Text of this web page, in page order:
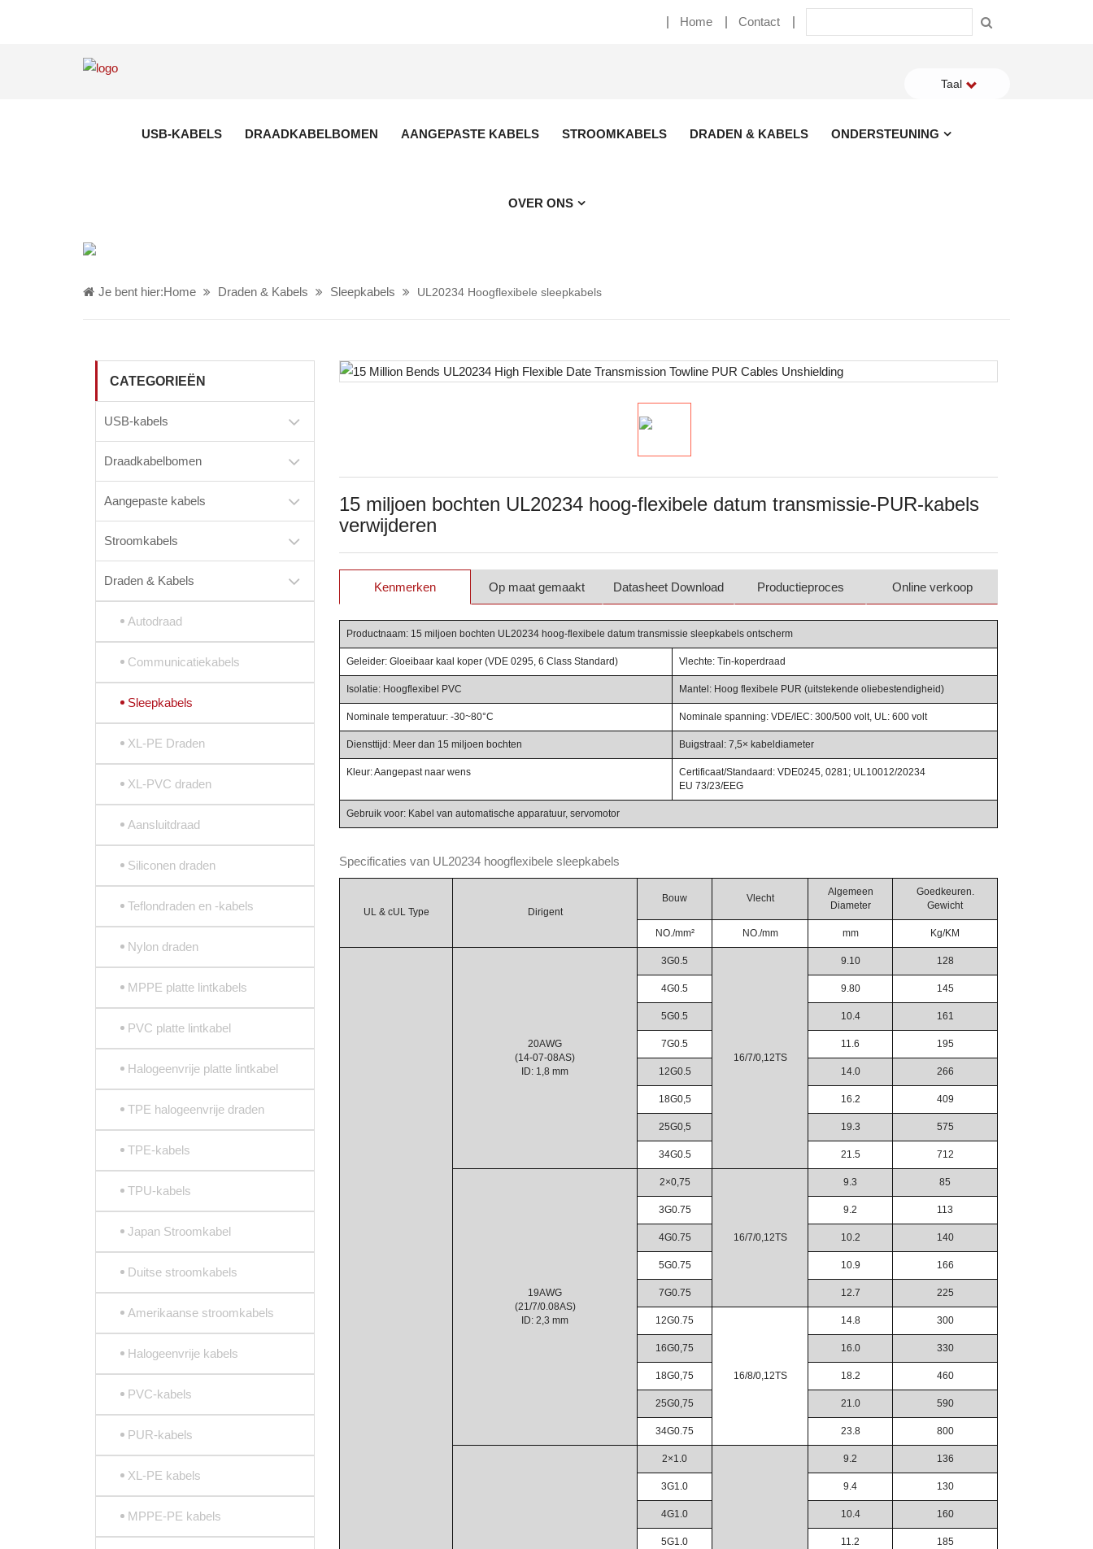
Home Contact
Taal
USB-KABELS DRAADKABELBOMEN AANGEPASTE KABELS STROOMKABELS DRADEN & KABELS ONDERSTEUNING
OVER ONS
Je bent hier:Home Draden & Kabels Sleepkabels UL20234 Hoogflexibele sleepkabels
15 miljoen bochten UL20234 hoog-flexibele datum transmissie-PUR-kabels
verwijderen
Kenmerken Op maat gemaakt Datasheet Download Productieproces Online verkoop
Productnaam: 15 miljoen bochten UL20234 hoog-flexibele datum transmissie sleepkabels ontscherm
Geleider: Gloeibaar kaal koper (VDE 0295, 6 Class Standard) Vlechte: Tin-koperdraad
Isolatie: Hoogflexibel PVC Mantel: Hoog flexibele PUR (uitstekende oliebestendigheid)
Nominale temperatuur: -30~80°C Nominale spanning: VDE/IEC: 300/500 volt, UL: 600 volt
Diensttijd: Meer dan 15 miljoen bochten Buigstraal: 7,5× kabeldiameter
Kleur: Aangepast naar wens
Certificaat/Standaard: VDE0245, 0281; UL10012/20234
EU 73/23/EEG
Gebruik voor: Kabel van automatische apparatuur, servomotor
Specificaties van UL20234 hoogflexibele sleepkabels
UL & cUL Type Dirigent
Bouw Vlecht
Algemeen
Diameter
Goedkeuren.
Gewicht
NO./mm² NO./mm mm Kg/KM
20AWG
(14-07-08AS)
ID: 1,8 mm
3G0.5
16/7/0,12TS
9.10 128
4G0.5 9.80 145
5G0.5 10.4 161
7G0.5 11.6 195
12G0.5 14.0 266
18G0,5 16.2 409
25G0,5 19.3 575
34G0.5 21.5 712
19AWG
(21/7/0.08AS)
ID: 2,3 mm
2×0,75
16/7/0,12TS
9.3 85
3G0.75 9.2 113
4G0.75 10.2 140
5G0.75 10.9 166
7G0.75 12.7 225
12G0.75
16/8/0,12TS
14.8 300
16G0,75 16.0 330
18G0,75 18.2 460
25G0,75 21.0 590
34G0.75 23.8 800
2×1.0 9.2 136
3G1.0 9.4 130
4G1.0 10.4 160
5G1.0 11.2 185
CATEGORIEËN
USB-kabels
Draadkabelbomen
Aangepaste kabels
Stroomkabels
Draden & Kabels
Autodraad
Communicatiekabels
Sleepkabels
XL-PE Draden
XL-PVC draden
Aansluitdraad
Siliconen draden
Teflondraden en -kabels
Nylon draden
MPPE platte lintkabels
PVC platte lintkabel
Halogeenvrije platte lintkabel
TPE halogeenvrije draden
TPE-kabels
TPU-kabels
Japan Stroomkabel
Duitse stroomkabels
Amerikaanse stroomkabels
Halogeenvrije kabels
PVC-kabels
PUR-kabels
XL-PE kabels
MPPE-PE kabels